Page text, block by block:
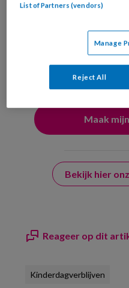
Springer Media
Uw bovenstaande gegevens
uw profiel in
Bekijk hier
Reageer op dit
Kinderdagverblijven
List of Partners (vendors)
Manage
Reject All